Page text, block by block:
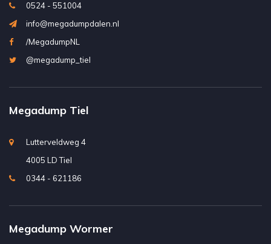
0524 - 551004
info@megadumpdalen.nl
/MegadumpNL
@megadump_tiel
Megadump Tiel
Lutterveldweg 4
4005 LD Tiel
0344 - 621186
Megadump Wormer